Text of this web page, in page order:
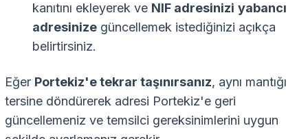
kanıtını ekleyerek ve NIF adresinizi yabancı
adresinize güncellemek istediğinizi açıkça
belirtirsiniz.
Eğer Portekiz'e tekrar taşınırsanız, aynı mantığı
tersine döndürerek adresi Portekiz'e geri
güncellemeniz ve temsilci gereksinimlerini uygun